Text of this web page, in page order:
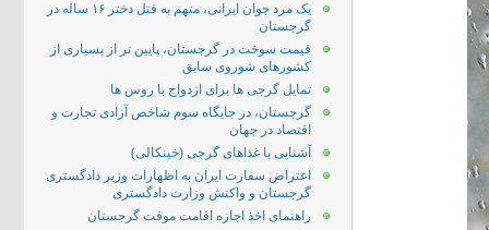
یک مرد جوان ایرانی، متهم به قتل دختر ۱۶ ساله در
گرجستان
قیمت سوخت در گرجستان، پایین تر از بسیاری از
کشورهای شوروی سابق
تمایل گرجی ها برای ازدواج با روس ها
گرجستان، در جایگاه سوم شاخص آزادی تجارت و
اقتصاد در جهان
آشنایی با غذاهای گرجی (خینکالی)
اعتراض سفارت ایران به اظهارات وزیر دادگستری
گرجستان و واکنش وزارت دادگستری
راهنمای اخذ اجازه اقامت موقت گرجستان